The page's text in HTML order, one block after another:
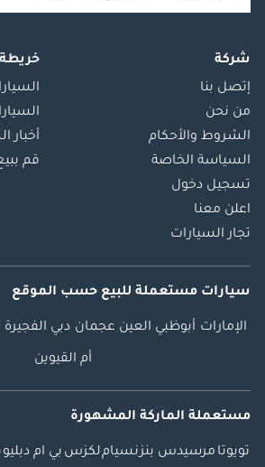
شركة
إتصل بنا
من نحن
الشروط والأحكام
السياسة الخاصة
تسجيل دخول
اعلن معنا
تجار السيارات
أخبار
قم
سيارات مستعملة للبيع حسب الموقع
الإمارات أبوظبي العين عجمان دبي الفجيرة
أم القيوين
مستعملة الماركة المشهورة
تويوتا مرسيدس بنزنسياملكزس بي ام دبليو